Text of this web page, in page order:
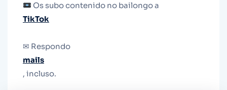
Os subo contenido no bailongo a
TikTok
✉ Respondo
mails
, incluso.